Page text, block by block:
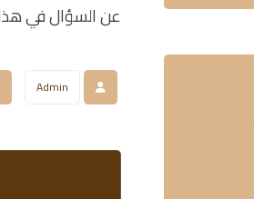
عن السؤال في هذا
Admin